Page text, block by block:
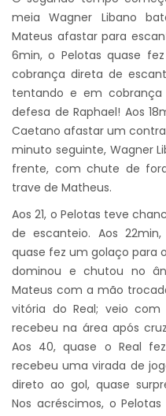
meia Wagner Libano
Mateus afastar para
6min, o Pelotas quase
cobrança direta de
tentando e em cobrança
defesa de Raphael! Aos
Caetano afastar um
minuto seguinte, Wagner
frente, com chute de
trave de Matheus.
Aos 21, o Pelotas teve
de escanteio. Aos
quase fez um golaço para
dominou e chutou no
Mateus com a mão
vitória do Real; veio
recebeu na área após
Aos 40, quase o Real
recebeu uma virada de
direto ao gol, quase
Nos acréscimos, o